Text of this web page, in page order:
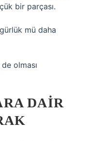
bir parçası.
mü daha
olması
DAIR